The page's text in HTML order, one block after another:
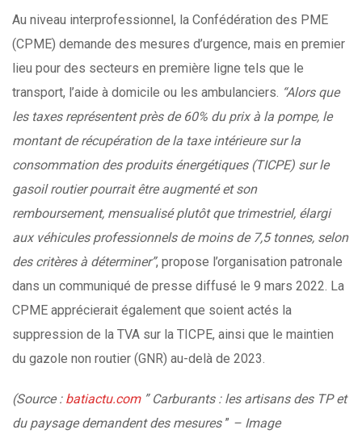
Au niveau interprofessionnel, la Confédération des PME
(CPME) demande des mesures d’urgence, mais en premier
lieu pour des secteurs en première ligne tels que le
transport, l’aide à domicile ou les ambulanciers. “Alors que
les taxes représentent près de 60% du prix à la pompe, le
montant de récupération de la taxe intérieure sur la
consommation des produits énergétiques (TICPE) sur le
gasoil routier pourrait être augmenté et son
remboursement, mensualisé plutôt que trimestriel, élargi
aux véhicules professionnels de moins de 7,5 tonnes, selon
des critères à déterminer”, propose l’organisation patronale
dans un communiqué de presse diffusé le 9 mars 2022. La
CPME apprécierait également que soient actés la
suppression de la TVA sur la TICPE, ainsi que le maintien
du gazole non routier (GNR) au-delà de 2023.
(Source : batiactu.com” Carburants : les artisans des TP et
du paysage demandent des mesures” – Image